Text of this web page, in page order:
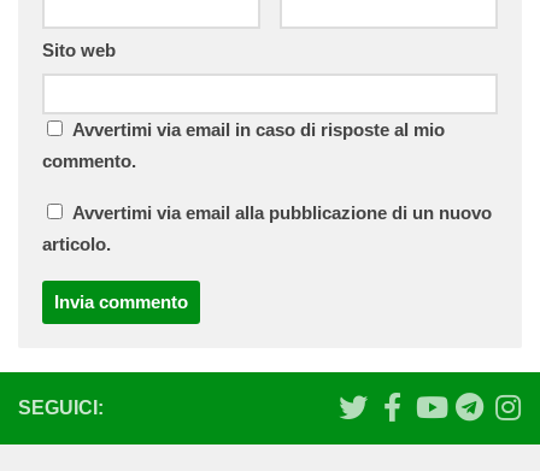
Sito web
Avvertimi via email in caso di risposte al mio
commento.
Avvertimi via email alla pubblicazione di un nuovo
articolo.
SEGUICI: